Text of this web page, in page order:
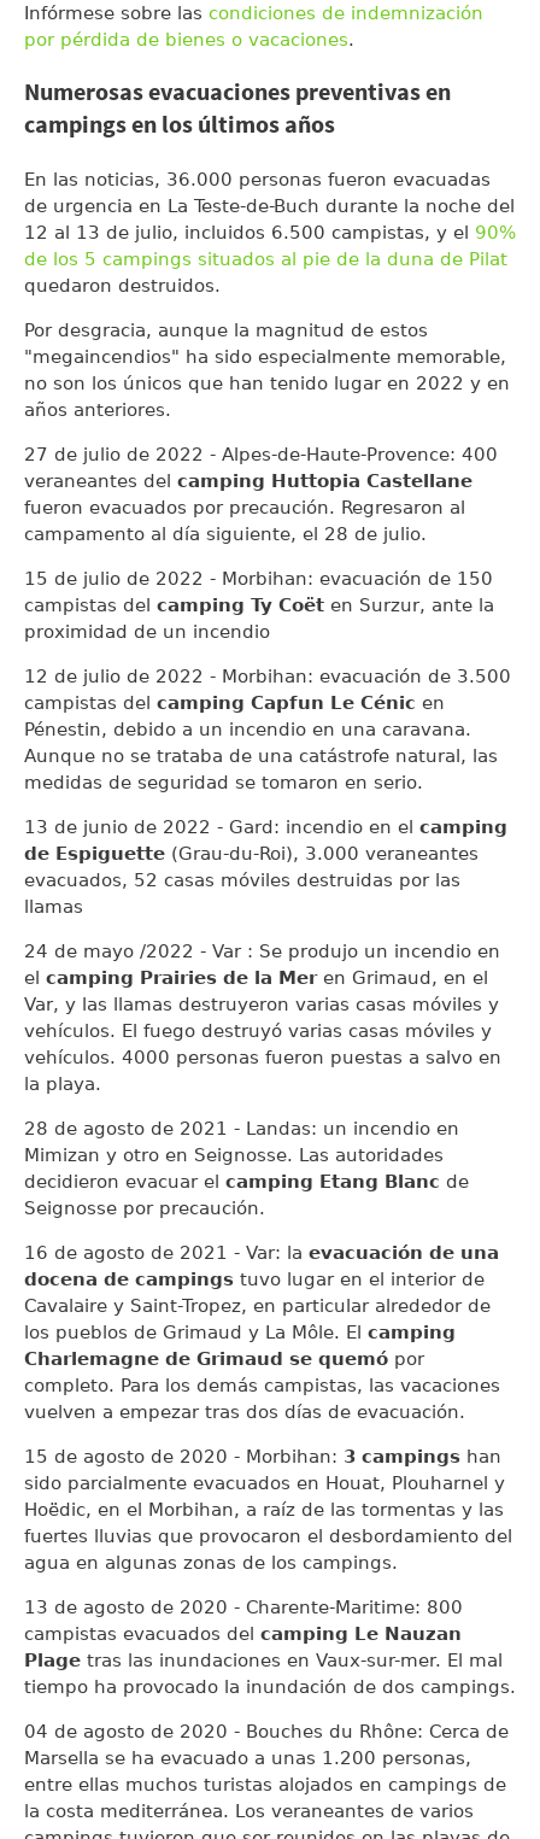
Infórmese sobre las condiciones de indemnización
por pérdida de bienes o vacaciones.
Numerosas evacuaciones preventivas en
campings en los últimos años
En las noticias, 36.000 personas fueron evacuadas
de urgencia en La Teste-de-Buch durante la noche del
12 al 13 de julio, incluidos 6.500 campistas, y el 90%
de los 5 campings situados al pie de la duna de Pilat
quedaron destruidos.
Por desgracia, aunque la magnitud de estos
"megaincendios" ha sido especialmente memorable,
no son los únicos que han tenido lugar en 2022 y en
años anteriores.
27 de julio de 2022 - Alpes-de-Haute-Provence: 400
veraneantes del camping Huttopia Castellane
fueron evacuados por precaución. Regresaron al
campamento al día siguiente, el 28 de julio.
15 de julio de 2022 - Morbihan: evacuación de 150
campistas del camping Ty Coët en Surzur, ante la
proximidad de un incendio
12 de julio de 2022 - Morbihan: evacuación de 3.500
campistas del camping Capfun Le Cénic en
Pénestin, debido a un incendio en una caravana.
Aunque no se trataba de una catástrofe natural, las
medidas de seguridad se tomaron en serio.
13 de junio de 2022 - Gard: incendio en el camping
de Espiguette (Grau-du-Roi), 3.000 veraneantes
evacuados, 52 casas móviles destruidas por las
llamas
24 de mayo /2022 - Var : Se produjo un incendio en
el camping Prairies de la Meren Grimaud, en el
Var, y las llamas destruyeron varias casas móviles y
vehículos. El fuego destruyó varias casas móviles y
vehículos. 4000 personas fueron puestas a salvo en
la playa.
28 de agosto de 2021 - Landas: un incendio en
Mimizan y otro en Seignosse. Las autoridades
decidieron evacuar el camping Etang Blanc de
Seignosse por precaución.
16 de agosto de 2021 - Var: la evacuación de una
docena de campings tuvo lugar en el interior de
Cavalaire y Saint-Tropez, en particular alrededor de
los pueblos de Grimaud y La Môle. El camping
Charlemagne de Grimaud se quemó por
completo. Para los demás campistas, las vacaciones
vuelven a empezar tras dos días de evacuación.
15 de agosto de 2020 - Morbihan: 3 campings han
sido parcialmente evacuados en Houat, Plouharnel y
Hoëdic, en el Morbihan, a raíz de las tormentas y las
fuertes lluvias que provocaron el desbordamiento del
agua en algunas zonas de los campings.
13 de agosto de 2020 - Charente-Maritime: 800
campistas evacuados del camping Le Nauzan
Plage tras las inundaciones en Vaux-sur-mer. El mal
tiempo ha provocado la inundación de dos campings.
04 de agosto de 2020 - Bouches du Rhône: Cerca de
Marsella se ha evacuado a unas 1.200 personas,
entre ellas muchos turistas alojados en campings de
la costa mediterránea. Los veraneantes de varios